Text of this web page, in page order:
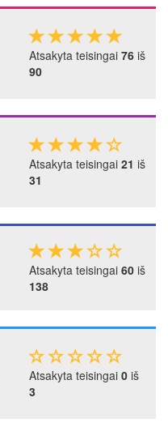
Atsakyta teisingai 76 iš
90
Atsakyta teisingai 21 iš
31
Atsakyta teisingai 60 iš
138
Atsakyta teisingai 0 iš
3